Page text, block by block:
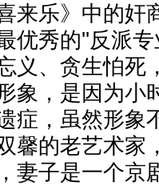
来乐》中的奸
优秀的''反派
义、贪生怕死
象，是因为小
症，虽然形象
馨的老艺术家
妻子是一个京